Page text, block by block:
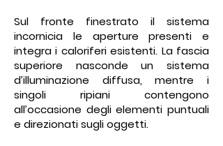
Sul fronte finestrato il sistema
incornicia le aperture presenti e
integra i caloriferi esistenti. La fascia
superiore nasconde un sistema
d’illuminazione diffusa, mentre i
singoli ripiani contengono
all’occasione degli elementi puntuali
e direzionati sugli oggetti.